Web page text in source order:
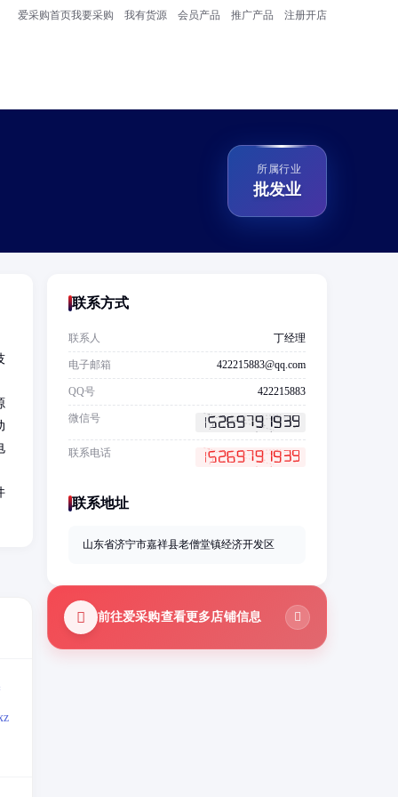
爱采购首页我要采购 我有货源 会员产品 推广产品 注册开店
所属行业
批发业
联系方式
联系人 丁经理
电子邮箱 422215883@qq.com
QQ号 422215883
微信号
联系电话
联系地址
山东省济宁市嘉祥县老僧堂镇经济开发区
前往爱采购查看更多店铺信息